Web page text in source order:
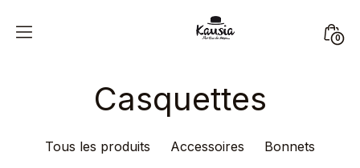
0
Casquettes
Tous les produits Accessoires
Bonnets